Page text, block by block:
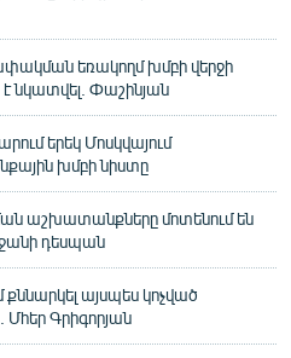
եռակողմ խմբի վերջի
նկատվել. Փաշինյան
երեկ Մոսկվայում
խմբի նիստը
աշխատանքները մոտենում են
դեսպան
այսպես կոչված
Մհեր Գրիգորյան